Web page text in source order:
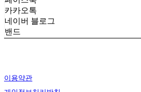
카카오톡
네이버 블로그
밴드
이용약관